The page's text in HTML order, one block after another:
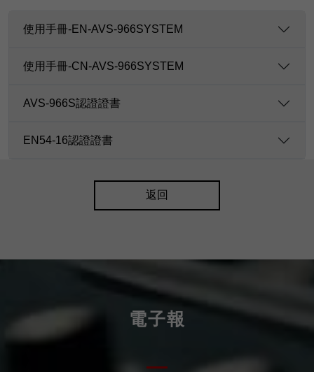
使用手冊-EN-AVS-966SYSTEM
使用手冊-CN-AVS-966SYSTEM
AVS-966S認證證書
EN54-16認證證書
返回
電子報